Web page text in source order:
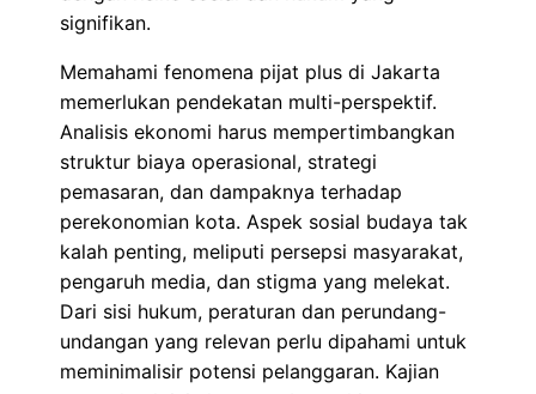
signifikan.
Memahami fenomena pijat plus di Jakarta
memerlukan pendekatan multi-perspektif.
Analisis ekonomi harus mempertimbangkan
struktur biaya operasional, strategi
pemasaran, dan dampaknya terhadap
perekonomian kota. Aspek sosial budaya tak
kalah penting, meliputi persepsi masyarakat,
pengaruh media, dan stigma yang melekat.
Dari sisi hukum, peraturan dan perundang-
undangan yang relevan perlu dipahami untuk
meminimalisir potensi pelanggaran. Kajian